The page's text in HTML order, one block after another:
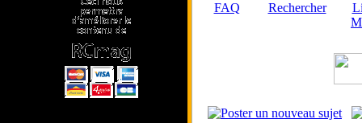
FAQ Rechercher